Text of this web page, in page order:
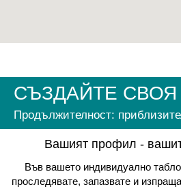
СЪЗДАЙТЕ
Продължителност:
Вашият профил -
Във вашето индивидуално
проследявате, запазвате и